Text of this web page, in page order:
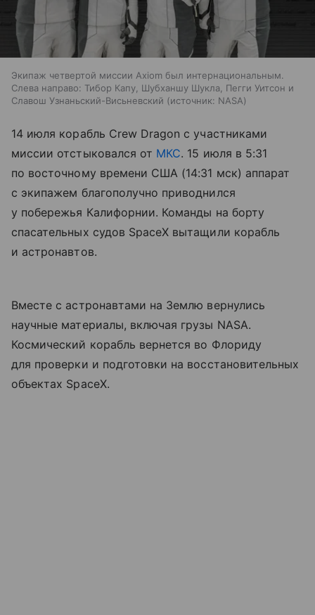
Экипаж четвертой миссии Axiom был интернациональным.
Слева направо: Тибор Капу, Шубханшу Шукла, Пегги Уитсон и
Славош Узнаньский-Висьневский
источник: NASA
14 июля корабль Crew Dragon с участниками
миссии отстыковался от МКС. 15 июля в 5:31
по восточному времени США (14:31 мск) аппарат
с экипажем благополучно приводнился
у побережья Калифорнии. Команды на борту
спасательных судов SpaceX вытащили корабль
и астронавтов.
Вместе с астронавтами на Землю вернулись
научные материалы, включая грузы NASA.
Космический корабль вернется во Флориду
для проверки и подготовки на восстановительных
объектах SpaceX.